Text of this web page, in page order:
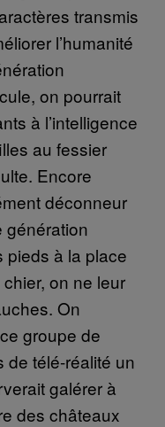
transmis
l’humanité
on pourrait
à l’intelligence
au fessier
Encore
déconneur
génération
pieds à la place
on ne leur
On
groupe de
de télé-réalité un
galérer à
des châteaux